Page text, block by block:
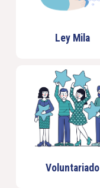
Ley Mila
Voluntariado